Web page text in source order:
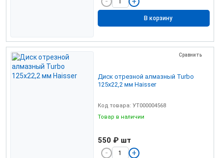
В корзину
Сравнить
Диск отрезной алмазный Turbo
125х22,2 мм Haisser
Код товара: УТ000004568
Товар в наличии
550 ₽ шт